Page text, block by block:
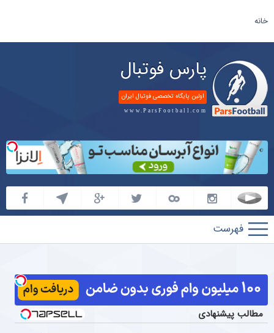
خانه
پارس فوتبال
اولین پایگاه تخصصی فوتبال ایران
www.ParsFootball.com
پارس
فوتبال
مطالب پیشنهادی